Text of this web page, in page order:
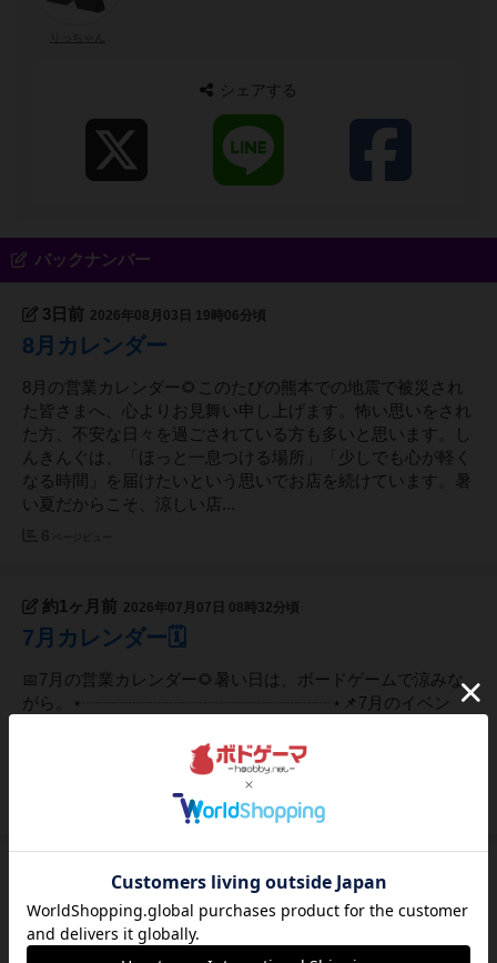
シェアする
バックナンバー
3日前 2026年08月03日 19時06分頃
8月カレンダー
8月の営業カレンダー🌻このたびの熊本での地震で被災され
た皆さまへ、心よりお見舞い申し上げます。怖い思いをされ
た方、不安な日々を過ごされている方も多いと思います。し
んきんぐは、「ほっと一息つける場所」「少しでも心が軽く
なる時間」を届けたいという思いでお店を続けています。暑
い夏だからこそ、涼しい店...
約1ヶ月前 2026年07月07日 08時32分頃
7月カレンダー🗓️
📅7月の営業カレンダー🌻暑い日は、ボードゲームで涼みな
がら。⋆┈┈┈┈┈┈┈┈┈┈┈┈┈┈┈⋆📌7月のイベン
17:00・7/20(月)ボドゲ開発会議（現地開催・テストプレイあ
り）・8/1(土)ほーいっぱい菊池体験会@まるかファーム1...
2026年02月27日 17時37分頃
2026年3月の営業カレンダーをお届けします
🌸